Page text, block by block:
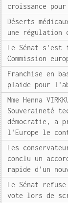
croissance pour
Déserts
une régulation
Le Sénat
Commission
Franchise en
plaide pour
Mme Henna
Souveraineté
démocratie, a
l'Europe le
Les
conclu un
rapide d'un
Le Sénat
vote lors de